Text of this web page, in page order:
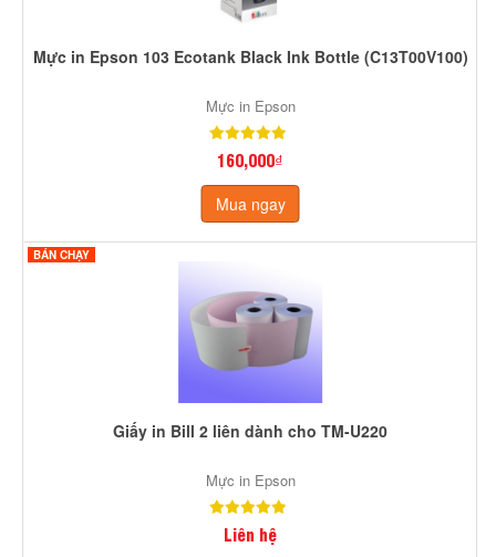
Mực in Epson 103 Ecotank Black Ink Bottle (C13T00V100)
Mực in Epson
160,000₫
Mua ngay
BÁN CHẠY
Giấy in Bill 2 liên dành cho TM-U220
Mực in Epson
Liên hệ